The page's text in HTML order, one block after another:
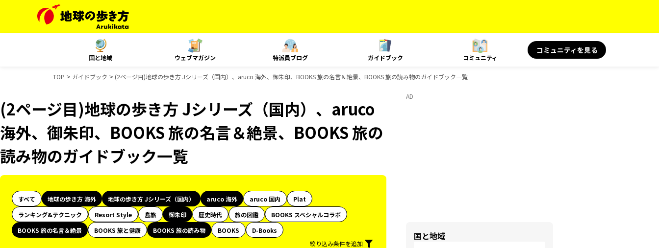
国と地域 ウェブマガジン 特派員ブログ ガイドブック コミュニティ
コミュニティを見る
TOP ガイドブック (2ページ目)地球の歩き方 Jシリーズ（国内）、aruco 海外、御朱印、BOOKS 旅の名言＆絶景、BOOKS 旅の読み物のガイドブック一覧
(2ページ目)地球の歩き方 Jシリーズ（国内）、aruco
海外、御朱印、BOOKS 旅の名言＆絶景、BOOKS 旅の
読み物のガイドブック一覧
すべて 地球の歩き方 海外 地球の歩き方 Jシリーズ（国内） aruco 海外 aruco 国内
Plat
ランキング&テクニック
Resort Style 島旅 御朱印 歴史時代 旅の図鑑
BOOKS スペシャルコラボ
BOOKS 旅の名言＆絶景
BOOKS 旅と健康 BOOKS 旅の読み物 BOOKS
D-Books
絞り込み条件を追加
AD
国と地域